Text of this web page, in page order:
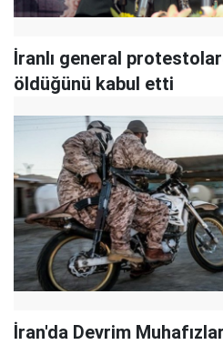
İranlı general
öldüğünü kabul etti
İran'da Devrim